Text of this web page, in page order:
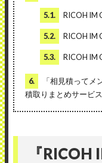
5.1. RICOH IM
5.2. RICOH IM
5.3. RICOH IM
6.
「相見積ってメ
積取りまとめサービス
『